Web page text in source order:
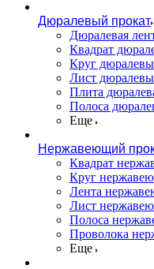
Дюралевый прокат
Дюралевая
Квадрат
Круг
Лист
Плита
Полоса
Еще
Нержавеющий
Квадрат
Круг
Лента
Лист
Полоса
Проволока
Еще